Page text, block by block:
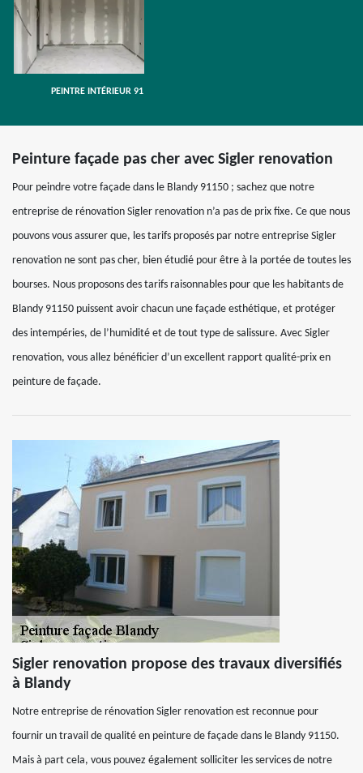
PEINTRE INTÉRIEUR 91
Peinture façade pas cher avec Sigler renovation
Pour peindre votre façade dans le Blandy 91150 ; sachez que notre
entreprise de rénovation Sigler renovation n’a pas de prix fixe. Ce que nous
pouvons vous assurer que, les tarifs proposés par notre entreprise Sigler
renovation ne sont pas cher, bien étudié pour être à la portée de toutes les
bourses. Nous proposons des tarifs raisonnables pour que les habitants de
Blandy 91150 puissent avoir chacun une façade esthétique, et protéger
des intempéries, de l’humidité et de tout type de salissure. Avec Sigler
renovation, vous allez bénéficier d’un excellent rapport qualité-prix en
peinture de façade.
Sigler renovation propose des travaux diversifiés
à Blandy
Notre entreprise de rénovation Sigler renovation est reconnue pour
fournir un travail de qualité en peinture de façade dans le Blandy 91150.
Mais à part cela, vous pouvez également solliciter les services de notre